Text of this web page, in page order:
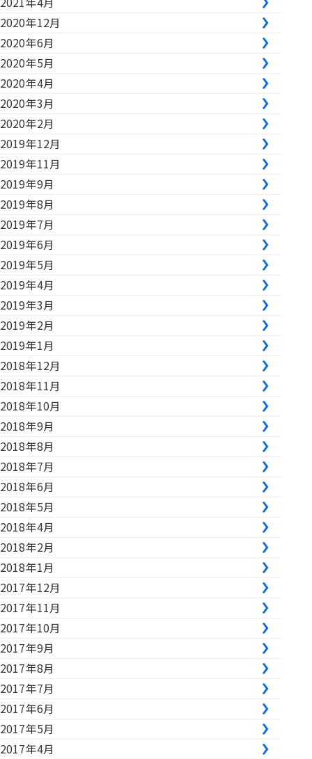
2020年12月
2020年6月
2020年5月
2020年4月
2020年3月
2020年2月
2019年12月
2019年11月
2019年9月
2019年8月
2019年7月
2019年6月
2019年5月
2019年4月
2019年3月
2019年2月
2019年1月
2018年12月
2018年11月
2018年10月
2018年9月
2018年8月
2018年7月
2018年6月
2018年5月
2018年4月
2018年2月
2018年1月
2017年12月
2017年11月
2017年10月
2017年9月
2017年8月
2017年7月
2017年6月
2017年5月
2017年4月